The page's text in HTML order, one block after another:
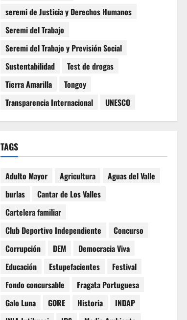
seremi de Justicia y Derechos Humanos
Seremi del Trabajo
Seremi del Trabajo y Previsión Social
Sustentabilidad
Test de drogas
Tierra Amarilla
Tongoy
Transparencia Internacional
UNESCO
TAGS
Adulto Mayor Agricultura
Aguas del Valle
burlas
Cantar de Los Valles
Cartelera familiar
Club Deportivo Independiente
Concurso
Corrupción
DEM
Democracia Viva
Educación
Estupefacientes
Festival
Fondo concursable
Fragata Portuguesa
Galo Luna
GORE Historia
INDAP